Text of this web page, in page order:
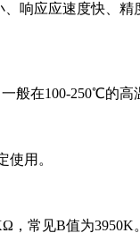
、响应应速度快、
般在100-250℃的高
用。
常见B值为3950K。